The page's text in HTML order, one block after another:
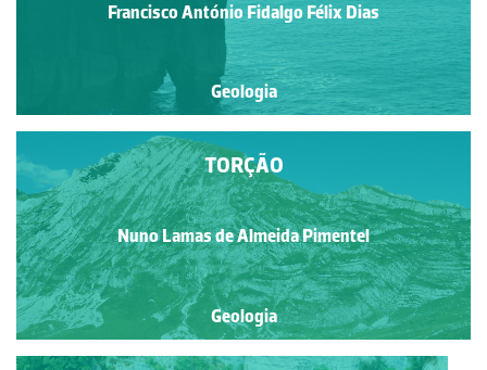
Francisco António Fidalgo Félix Dias
Geologia
TORÇÃO
Nuno Lamas de Almeida Pimentel
Geologia